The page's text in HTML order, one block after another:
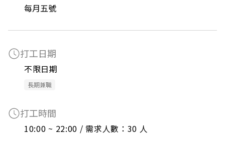
每月五號
打工日期
不限日期
長期兼職
打工時間
10:00 ~ 22:00 / 需求人數：30 人